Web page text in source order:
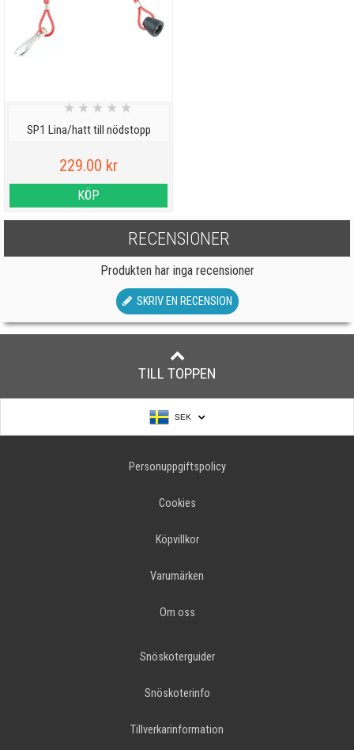
SP1 Lina/hatt till nödstopp
★ ★ ★ ★ ★
229.00 kr
KÖP
RECENSIONER
Produkten har inga recensioner
SKRIV EN RECENSION
TILL TOPPEN
SEK
Personuppgiftspolicy
Cookies
Köpvillkor
Varumärken
Om oss
Snöskoterguider
Snöskoterinfo
Tillverkarinformation